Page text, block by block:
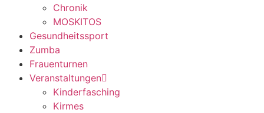
Chronik
MOSKITOS
Gesundheitssport
Zumba
Frauenturnen
Veranstaltungen
Kinderfasching
Kirmes